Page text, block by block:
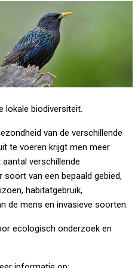
lokale biodiversiteit.
van de verschillende
te voeren krijgt men meer
verschillende
van een bepaald gebied,
habitatgebruik,
de mens en invasieve soorten.
ecologisch onderzoek en